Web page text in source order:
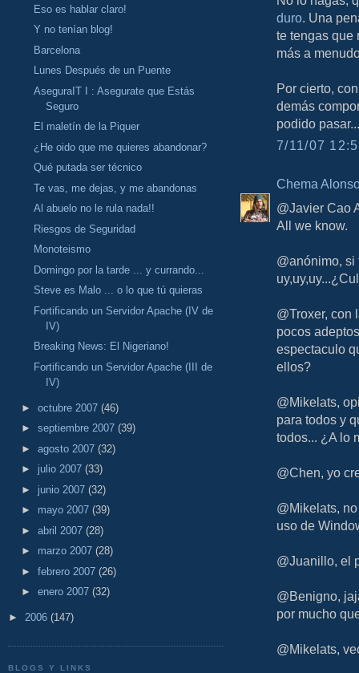
Eso es hablar claro!
Y no tenían blog!
Barcelona
Lunes Después de un Puente
AseguraIT I : Asegurate que Estás
Seguro
El maletín de la Piquer
¿He oido que me quieres abandonar?
Qué putada ser técnico
Te vas, me dejas, y me abandonas
Al abuelo no le rula nada!!
Riesgos de Seguridad
Monoteismo
Domingo por la tarde ... y currando...
Steve es Malo ... o lo que tú quieras
Fortificando un Servidor Apache (IV de
IV)
Breaking News: El Nigeriano!
Fortificando un Servidor Apache (III de
IV)
► octubre 2007 (46)
► septiembre 2007 (39)
► agosto 2007 (32)
► julio 2007 (33)
► junio 2007 (32)
► mayo 2007 (39)
► abril 2007 (28)
► marzo 2007 (28)
► febrero 2007 (26)
► enero 2007 (32)
► 2006 (147)
BLOGS Y LINKS
duro. Una
te tengas que
más a
Por cierto,
demás
podido pasar...
7/11/07
Chema
@Javier Cao
All we know.
@anónimo,
@Troxer, con
pocos
espectaculo
ellos?
@Mikelats,
para todos y
todos... ¿A lo
@Chen, yo
@Mikelats,
uso de
@Juanillo, el
@Benigno,
por mucho
@Mikelats,